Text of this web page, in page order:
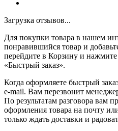
Загрузка отзывов...
Для покупки товара в нашем
понравившийся товар и
перейдите в Корзину и
«Быстрый заказ».
Когда оформляете быстрый
e-mail. Вам перезвонит
По результатам разговора вам
оформления товара на почту
только ждать доставки и